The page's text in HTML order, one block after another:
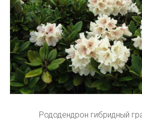
Рододендрон гибридный